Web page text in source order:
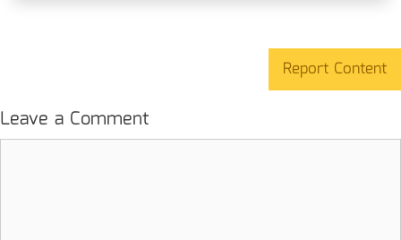
Report Content
Leave a Comment